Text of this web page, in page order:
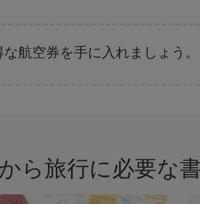
航空券を手に入れましょう。
ら旅行に必要な